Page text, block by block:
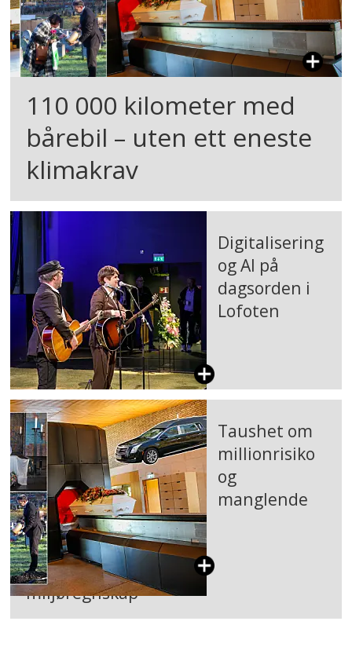
110 000 kilometer med
bårebil – uten ett eneste
klimakrav
Digitalisering
og AI på
dagsorden i
Lofoten
Taushet om
millionrisiko
og
manglende
miljøregnskap